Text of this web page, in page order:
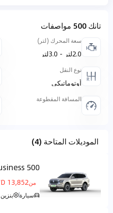
تانك 500 مواصفات
سعة المحرك (لتر)
2.0لتر - 3.0لتر
نوع النقل
أوتوماتيكي
المسافة المقطوعة
الموديلات المتاحة (4)
500 Business
من13,852 KWD
سيارة بنزين